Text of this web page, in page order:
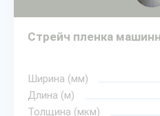
Стрейч пленка
Ширина (мм)
Длина (м)
Толщина (мкм)